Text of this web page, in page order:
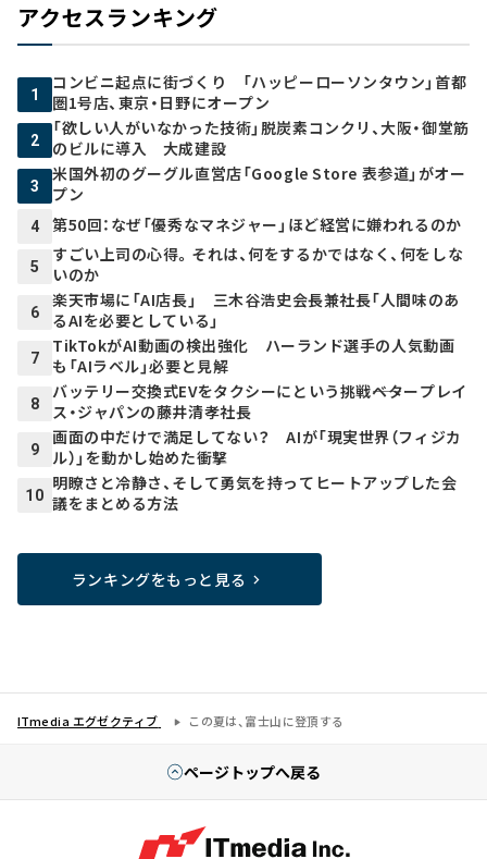
アクセスランキング
1
コンビニ起点に街づくり 「ハッピーローソンタウン」首都
圏1号店、東京・日野にオープン
2
「欲しい人がいなかった技術」脱炭素コンクリ、大阪・御堂筋
のビルに導入 大成建設
3
米国外初のグーグル直営店「Google Store 表参道」がオー
プン
4 第50回：なぜ「優秀なマネジャー」ほど経営に嫌われるのか
5
すごい上司の心得。それは、何をするかではなく、何をしな
いのか
6
楽天市場に「AI店長」 三木谷浩史会長兼社長「人間味のあ
るAIを必要としている」
7
TikTokがAI動画の検出強化 ハーランド選手の人気動画
も「AIラベル」必要と見解
8
バッテリー交換式EVをタクシーにという挑戦――ベタープレイ
ス・ジャパンの藤井清孝社長
9
画面の中だけで満足してない？ AIが「現実世界（フィジカ
ル）」を動かし始めた衝撃
10
明瞭さと冷静さ、そして勇気を持ってヒートアップした会
議をまとめる方法
ランキングをもっと見る
ITmedia エグゼクティブ この夏は、富士山に登頂する
ページトップへ戻る